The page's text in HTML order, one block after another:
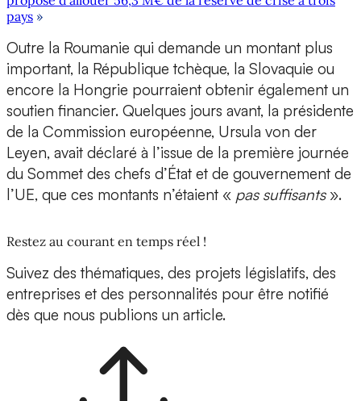
pays »
Outre la Roumanie qui demande un montant plus
important, la République tchèque, la Slovaquie ou
encore la Hongrie pourraient obtenir également un
soutien financier. Quelques jours avant, la présidente
de la Commission européenne, Ursula von der
Leyen, avait déclaré à l’issue de la première journée
du Sommet des chefs d’État et de gouvernement de
l’UE, que ces montants n’étaient « pas suffisants».
Restez au courant en temps réel !
Suivez des thématiques, des projets législatifs, des
entreprises et des personnalités pour être notifié
dès que nous publions un article.